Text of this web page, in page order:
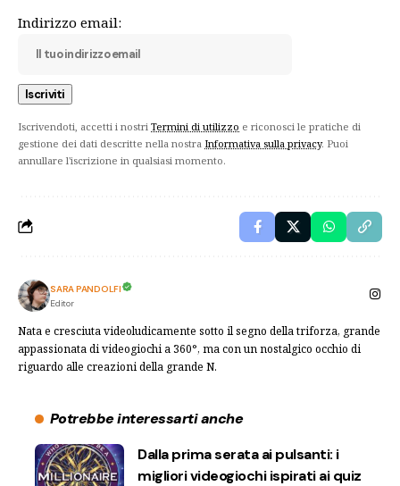
Indirizzo email:
Iscrivendoti, accetti i nostri Termini di utilizzo e riconosci le pratiche di
gestione dei dati descritte nella nostra Informativa sulla privacy. Puoi
annullare l'iscrizione in qualsiasi momento.
SARA PANDOLFI
Editor
Nata e cresciuta videoludicamente sotto il segno della triforza, grande
appassionata di videogiochi a 360°, ma con un nostalgico occhio di
riguardo alle creazioni della grande N.
Potrebbe interessarti anche
Dalla prima serata ai pulsanti: i
migliori videogiochi ispirati ai quiz